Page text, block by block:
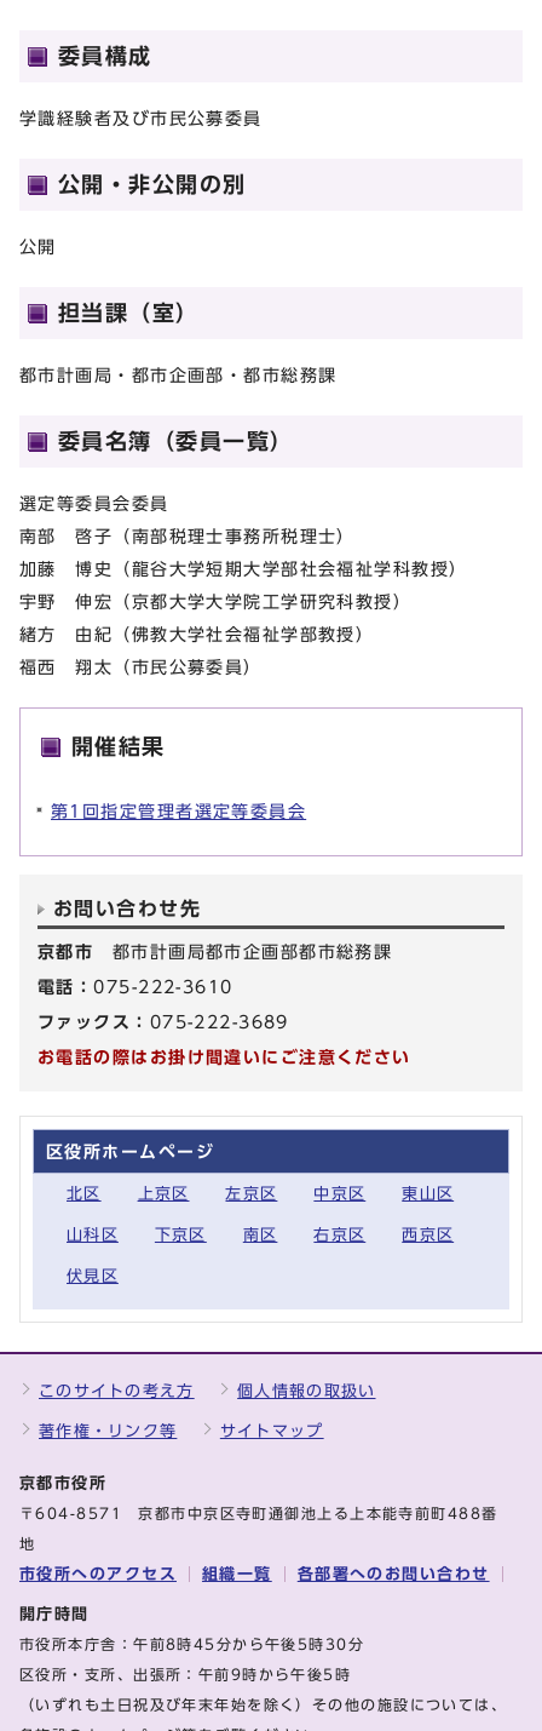
委員構成
学識経験者及び市民公募委員
公開・非公開の別
公開
担当課（室）
都市計画局・都市企画部・都市総務課
委員名簿（委員一覧）
選定等委員会委員
南部 啓子（南部税理士事務所税理士）
加藤 博史（龍谷大学短期大学部社会福祉学科教授）
宇野 伸宏（京都大学大学院工学研究科教授）
緒方 由紀（佛教大学社会福祉学部教授）
福西 翔太（市民公募委員）
開催結果
第1回指定管理者選定等委員会
お問い合わせ先
京都市 都市計画局都市企画部都市総務課
電話：075-222-3610
ファックス： 075-222-3689
お電話の際はお掛け間違いにご注意ください
区役所ホームページ
北区 上京区 左京区 中京区 東山区
山科区 下京区 南区 右京区 西京区
伏見区
このサイトの考え方 個人情報の取扱い
著作権・リンク等 サイトマップ
京都市役所
〒604-8571 京都市中京区寺町通御池上る上本能寺前町488番
地
市役所へのアクセス 組織一覧 各部署へのお問い合わせ
開庁時間
市役所本庁舎：午前8時45分から午後5時30分
区役所・支所、出張所：午前9時から午後5時
（いずれも土日祝及び年末年始を除く）その他の施設については、